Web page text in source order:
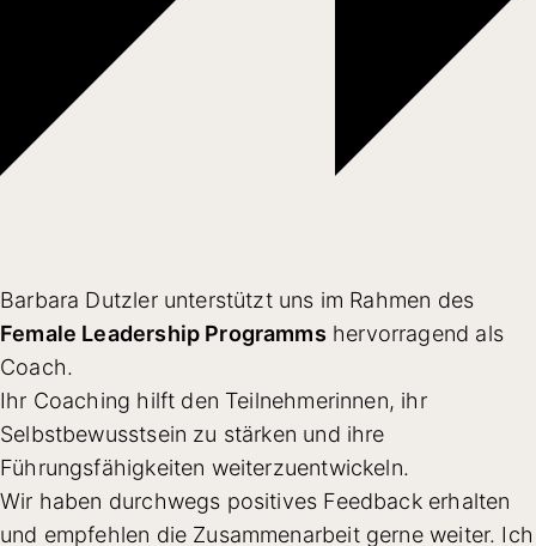
Barbara Dutzler unterstützt uns im Rahmen des
Female Leadership Programms hervorragend als
Coach.
Ihr Coaching hilft den Teilnehmerinnen, ihr
Selbstbewusstsein zu stärken und ihre
Führungsfähigkeiten weiterzuentwickeln.
Wir haben durchwegs positives Feedback erhalten
und empfehlen die Zusammenarbeit gerne weiter. Ich